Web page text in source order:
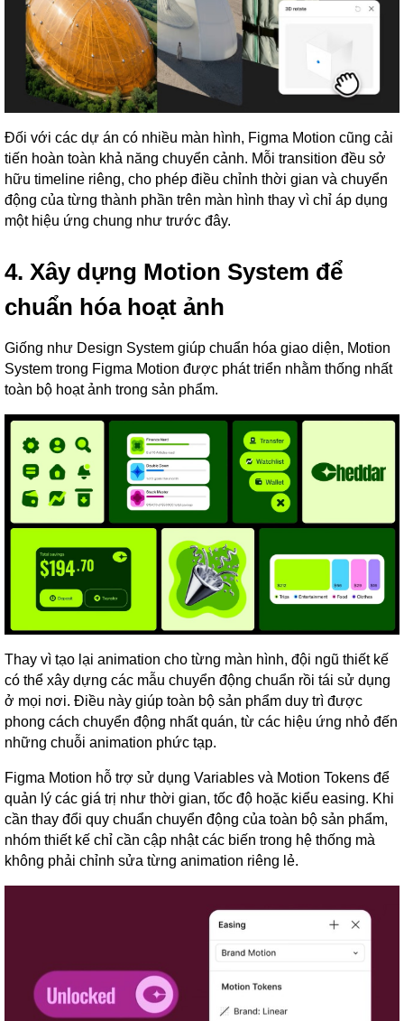
Đối với các dự án có nhiều màn hình, Figma Motion cũng cải
tiến hoàn toàn khả năng chuyển cảnh. Mỗi transition đều sở
hữu timeline riêng, cho phép điều chỉnh thời gian và chuyển
động của từng thành phần trên màn hình thay vì chỉ áp dụng
một hiệu ứng chung như trước đây.
4. Xây dựng Motion System để
chuẩn hóa hoạt ảnh
Giống như Design System giúp chuẩn hóa giao diện, Motion
System trong Figma Motion được phát triển nhằm thống nhất
toàn bộ hoạt ảnh trong sản phẩm.
Thay vì tạo lại animation cho từng màn hình, đội ngũ thiết kế
có thể xây dựng các mẫu chuyển động chuẩn rồi tái sử dụng
ở mọi nơi. Điều này giúp toàn bộ sản phẩm duy trì được
phong cách chuyển động nhất quán, từ các hiệu ứng nhỏ đến
những chuỗi animation phức tạp.
Figma Motion hỗ trợ sử dụng Variables và Motion Tokens để
quản lý các giá trị như thời gian, tốc độ hoặc kiểu easing. Khi
cần thay đổi quy chuẩn chuyển động của toàn bộ sản phẩm,
nhóm thiết kế chỉ cần cập nhật các biến trong hệ thống mà
không phải chỉnh sửa từng animation riêng lẻ.